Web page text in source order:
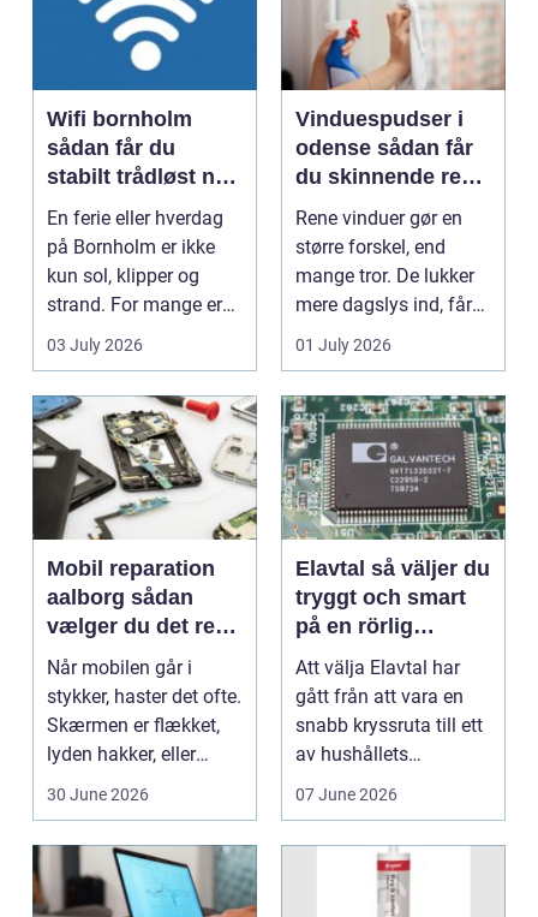
Wifi bornholm
sådan får du
stabilt trådløst net
på klippeøen
En ferie eller hverdag
på Bornholm er ikke
kun sol, klipper og
strand. For mange er
en stabil intern...
03 July 2026
Vinduespudser i
odense sådan får
du skinnende rene
ruder året rundt
Rene vinduer gør en
større forskel, end
mange tror. De lukker
mere dagslys ind, får
hjem og erhvervs...
01 July 2026
Mobil reparation
aalborg sådan
vælger du det rette
værksted
Når mobilen går i
stykker, haster det ofte.
Skærmen er flækket,
lyden hakker, eller
batteriet løber ...
30 June 2026
Elavtal så väljer du
tryggt och smart
på en rörlig
elmarknad
Att välja Elavtal har
gått från att vara en
snabb kryssruta till ett
av hushållets
viktigaste ekonom...
07 June 2026